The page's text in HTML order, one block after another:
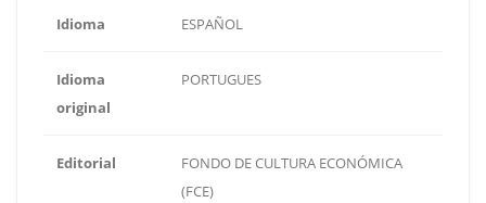
Idioma ESPAÑOL
Idioma
original
PORTUGUES
Editorial
FONDO DE CULTURA ECONÓMICA
(FCE)